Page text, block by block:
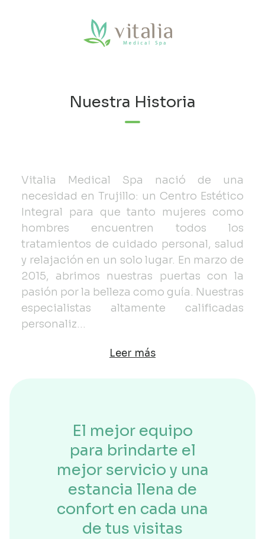
Nuestra Historia
Vitalia Medical Spa nació de una
necesidad en Trujillo: un Centro Estético
Integral para que tanto mujeres como
hombres encuentren todos los
tratamientos de cuidado personal, salud
y relajación en un solo lugar. En marzo de
2015, abrimos nuestras puertas con la
pasión por la belleza como guía. Nuestras
especialistas altamente calificadas
personaliz...
Leer más
El mejor equipo
para brindarte el
mejor servicio y una
estancia llena de
confort en cada una
de tus visitas